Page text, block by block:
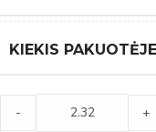
KIEKIS
- +